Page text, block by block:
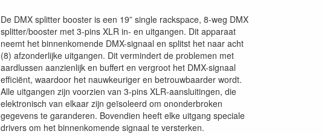
De DMX splitter booster is een 19” single rackspace, 8-weg DMX
splitter/booster met 3-pins XLR in- en uitgangen. Dit apparaat
neemt het binnenkomende DMX-signaal en splitst het naar acht
(8) afzonderlijke uitgangen. Dit vermindert de problemen met
aardlussen aanzienlijk en buffert en vergroot het DMX-signaal
efficiënt, waardoor het nauwkeuriger en betrouwbaarder wordt.
Alle uitgangen zijn voorzien van 3-pins XLR-aansluitingen, die
elektronisch van elkaar zijn geïsoleerd om ononderbroken
gegevens te garanderen. Bovendien heeft elke uitgang speciale
drivers om het binnenkomende signaal te versterken.